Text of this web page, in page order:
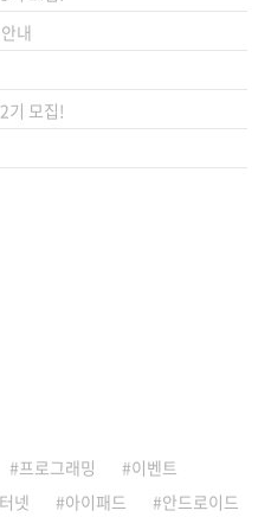
내
기 모집!
프로그래밍
이벤트
넷 아이패드 안드로이드